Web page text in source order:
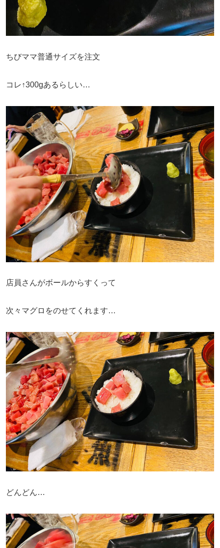
ちびママ普通サイズを注文
コレ↑300gあるらしい…
店員さんがボールからすくって
次々マグロをのせてくれます…
どんどん…